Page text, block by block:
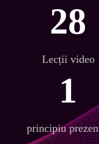
28
Lecții video
1
principiu